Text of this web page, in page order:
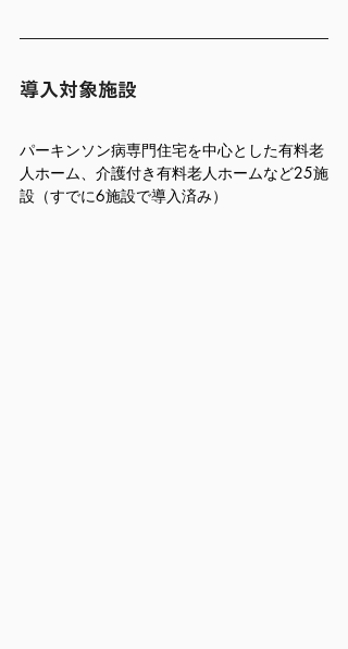
導入対象施設
パーキンソン病専門住宅を中心とした有料老
人ホーム、介護付き有料老人ホームなど25施
設（すでに6施設で導入済み）